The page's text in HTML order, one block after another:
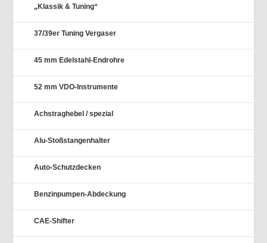
„Klassik & Tuning“
37/39er Tuning Vergaser
45 mm Edelstahl-Endrohre
52 mm VDO-Instrumente
Achstraghebel / spezial
Alu-Stoßstangenhalter
Auto-Schutzdecken
Benzinpumpen-Abdeckung
CAE-Shifter